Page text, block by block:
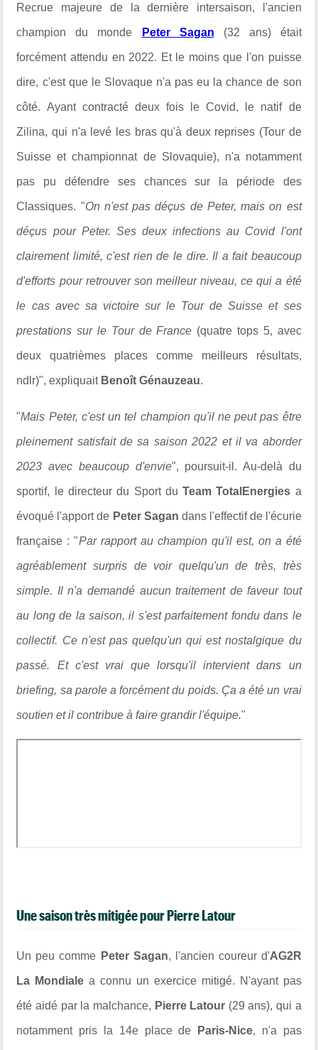
Recrue majeure de la dernière intersaison, l'ancien
champion du monde Peter Sagan (32 ans) était
forcément attendu en 2022. Et le moins que l'on puisse
dire, c'est que le Slovaque n'a pas eu la chance de son
côté. Ayant contracté deux fois le Covid, le natif de
Zilina, qui n'a levé les bras qu'à deux reprises (Tour de
Suisse et championnat de Slovaquie), n'a notamment
pas pu défendre ses chances sur la période des
Classiques. "On n'est pas déçus de Peter, mais on est
déçus pour Peter. Ses deux infections au Covid l'ont
clairement limité, c'est rien de le dire. Il a fait beaucoup
d'efforts pour retrouver son meilleur niveau, ce qui a été
le cas avec sa victoire sur le Tour de Suisse et ses
prestations sur le Tour de France (quatre tops 5, avec
deux quatrièmes places comme meilleurs résultats,
ndlr)", expliquait Benoît Génauzeau.
"Mais Peter, c'est un tel champion qu'il ne peut pas être
pleinement satisfait de sa saison 2022 et il va aborder
2023 avec beaucoup d'envie", poursuit-il. Au-delà du
sportif, l e directeur du Sport duTeam TotalEnergies a
évoqué l'apport de Peter Sagan dans l'effectif de l'écurie
française : "Par rapport au champion qu'il est, on a été
agréablement surpris de voir quelqu'un de très, très
simple. Il n'a demandé aucun traitement de faveur tout
au long de la saison, il s'est parfaitement fondu dans le
collectif. Ce n'est pas quelqu'un qui est nostalgique du
passé. Et c'est vrai que lorsqu'il intervient dans un
briefing, sa parole a forcément du poids. Ça a été un vrai
soutien et il contribue à faire grandir l'équipe."
Une saison très mitigée pour Pierre Latour
Un peu comme Peter Sagan, l'ancien coureur d'AG2R
La Mondialea connu un exercice mitigé. N'ayant pas
été aidé par la malchance, Pierre Latour (29 ans), qui a
notamment pris la 14e place de Paris-Nice, n'a pas